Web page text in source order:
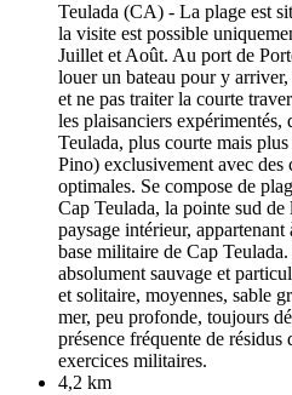
Teulada (CA) - La plage est
la visite est possible
Juillet et Août. Au port de
louer un bateau pour y
et ne pas traiter la courte
les plaisanciers
Teulada, plus courte mais
Pino) exclusivement avec
optimales. Se compose de
Cap Teulada, la pointe sud
paysage intérieur,
base militaire de Cap
absolument sauvage et
et solitaire, moyennes, sable
mer, peu profonde, toujours
présence fréquente de résidus
exercices militaires.
4,2 km